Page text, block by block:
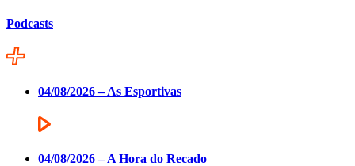
Podcasts
04/08/2026 – As Esportivas
04/08/2026 – A Hora do Recado